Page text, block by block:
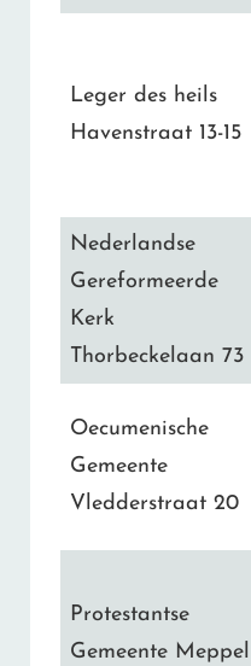
Leger des heils
Havenstraat 13-15
Nederlandse
Gereformeerde
Kerk
Thorbeckelaan 73
Oecumenische
Gemeente
Vledderstraat 20
Protestantse
Gemeente Meppel